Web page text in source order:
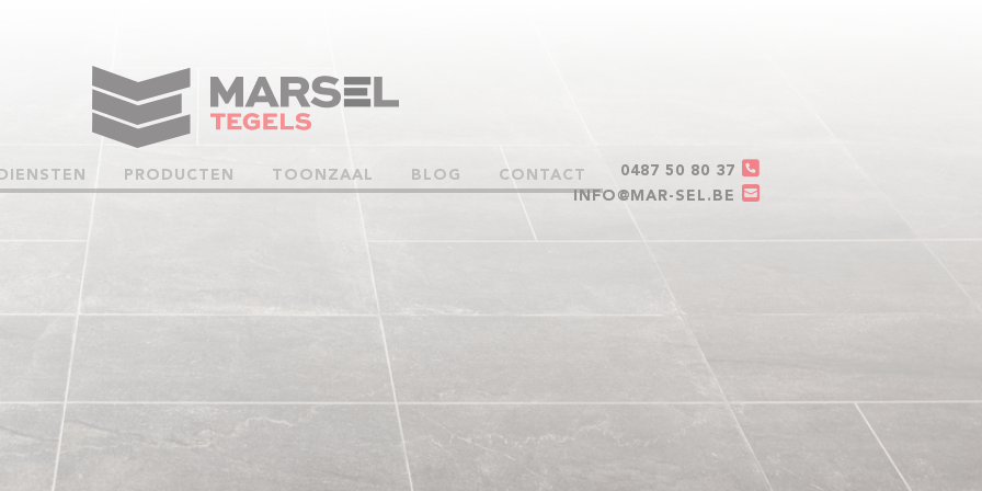
PRODUCTEN TOONZAAL BLOG CONTACT
0487 50 80 37
INFO@MAR-SEL.BE